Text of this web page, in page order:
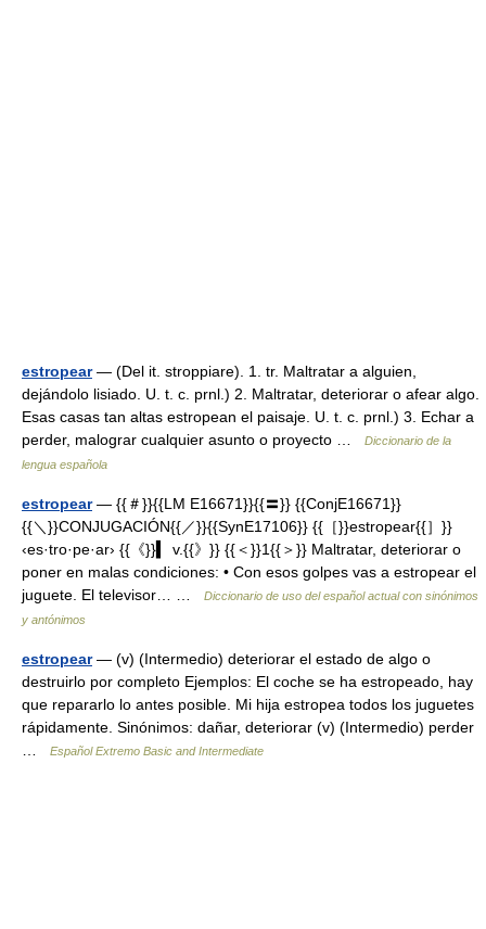
estropear— (Del it. stroppiare). 1. tr. Maltratar a alguien,
dejándolo lisiado. U. t. c. prnl.) 2. Maltratar, deteriorar o afear algo.
Esas casas tan altas estropean el paisaje. U. t. c. prnl.) 3. Echar a
perder, malograr cualquier asunto o proyecto …
Diccionario de la
lengua española
estropear— {{＃}}{{LM E16671}}{{〓}} {{ConjE16671}}
{{＼}}CONJUGACIÓN{{／}}{{SynE17106}} {{［}}estropear{{］}}
‹es·tro·pe·ar› {{《}}▍ v.{{》}} {{＜}}1{{＞}} Maltratar, deteriorar o
poner en malas condiciones: • Con esos golpes vas a estropear el
juguete. El televisor… …
Diccionario de uso del español actual con sinónimos
y antónimos
estropear— (v) (Intermedio) deteriorar el estado de algo o
destruirlo por completo Ejemplos: El coche se ha estropeado, hay
que repararlo lo antes posible. Mi hija estropea todos los juguetes
rápidamente. Sinónimos: dañar, deteriorar (v) (Intermedio) perder
Español Extremo Basic and Intermediate